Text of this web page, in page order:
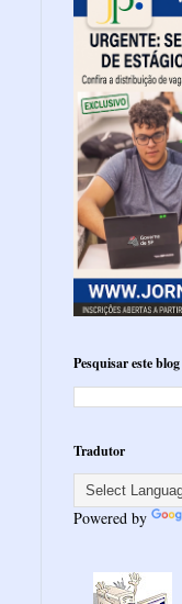
Pesquisar este blog
Tradutor
Powered by